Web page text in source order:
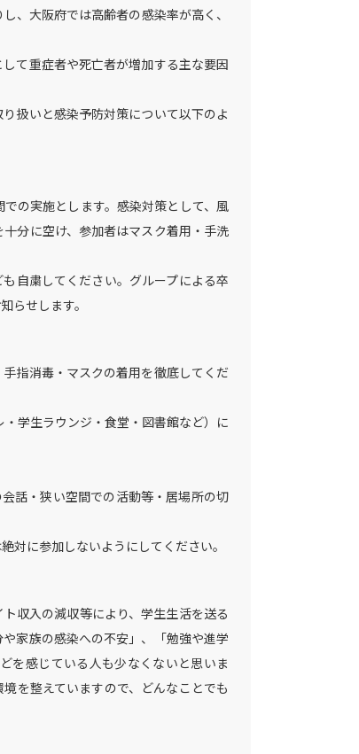
、大阪府では高齢者の感染率が高く、
て重症者や死亡者が増加する主な要因
扱いと感染予防対策について以下のよ
の実施とします。感染対策として、風
分に空け、参加者はマスク着用・手洗
自粛してください。グループによる卒
らせします。
指消毒・マスクの着用を徹底してくだ
学生ラウンジ・食堂・図書館など）に
話・狭い空間での活動等・居場所の切
に参加しないようにしてください。
収入の減収等により、学生生活を送る
家族の感染への不安」、「勉強や進学
を感じている人も少なくないと思いま
を整えていますので、どんなことでも